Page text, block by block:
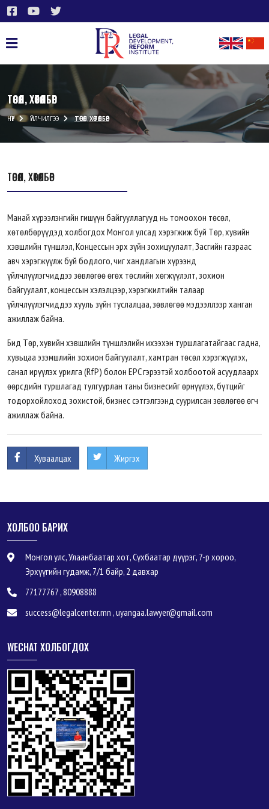
ТӨСӨЛ, ХӨТӨЛБӨР
НҮҮР ҮЙЛЧИЛГЭЭ ТӨСӨЛ, ХӨТӨЛБӨР
ТӨСӨЛ, ХӨТӨЛБӨР
Манай хүрээлэнгийн гишүүн байгууллагууд нь томоохон төсөл,
хөтөлбөрүүдэд холбогдох Монгол улсад хэрэгжиж буй Төр, хувийн
хэвшлийн түншлэл, Концессын эрх зүйн зохицуулалт, Засгийн газраас
авч хэрэгжүүлж буй бодлого, чиг хандлагын хүрээнд
үйлчлүүлэгчиддээ зөвлөгөө өгөх төслийн хөгжүүлэлт, зохион
байгуулалт, концессын хэлэлцээр, хэрэгжилтийн талаар
үйлчлүүлэгчиддээ хууль зүйн туслалцаа, зөвлөгөө мэдээллээр ханган
ажиллаж байна.
Бид Төр, хувийн хэвшлийн түншлэлийн ихээхэн туршлагатайгаас гадна,
хувьцаа эзэмшлийн зохион байгуулалт, хамтран төсөл хэрэгжүүлэх,
санал ирүүлэх урилга (RfP) болон EPC гэрээтэй холбоотой асуудлаарх
өөрсдийн туршлагад тулгуурлан таны бизнесийг өрнүүлэх, бүтцийг
тодорхойлоход зохистой, бизнес сэтгэлгээнд суурилсан зөвлөгөө өгч
ажиллаж байна.
Хуваалцах Жиргэх
ХОЛБОО БАРИХ
Монгол улс, Улаанбаатар хот, Сүхбаатар дүүрэг, 7-р хороо,
Эрхүүгийн гудамж, 7/1 байр, 2 давхар
77177767 , 80908888
success@legalcenter.mn , uyangaa.lawyer@gmail.com
WECHAT ХОЛБОГДОХ